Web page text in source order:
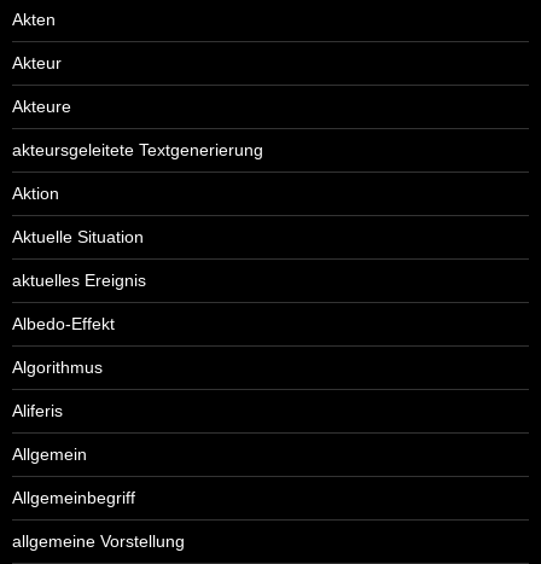
Akten
Akteur
Akteure
akteursgeleitete Textgenerierung
Aktion
Aktuelle Situation
aktuelles Ereignis
Albedo-Effekt
Algorithmus
Aliferis
Allgemein
Allgemeinbegriff
allgemeine Vorstellung